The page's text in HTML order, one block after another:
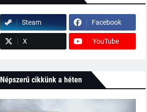
Steam Facebook
X YouTube
Népszerű cikkünk a héten